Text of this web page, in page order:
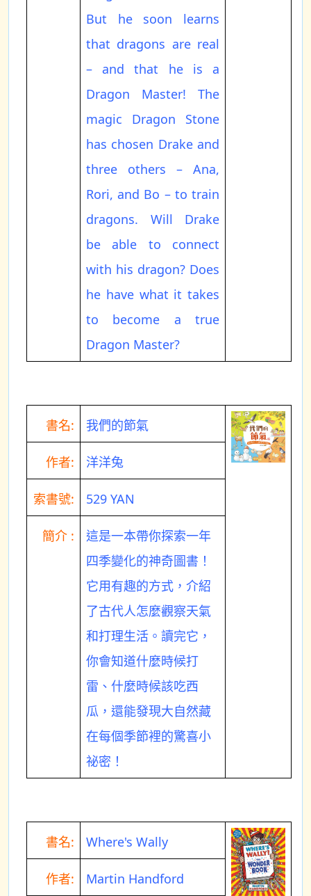
But he soon learns
that dragons are real
– and that he is a
Dragon Master! The
magic Dragon Stone
has chosen Drake and
three others – Ana,
Rori, and Bo – to train
dragons. Will Drake
be able to connect
with his dragon? Does
he have what it takes
to become a true
Dragon Master?
書名: 我們的節氣
作者: 洋洋兔
索書號: 529 YAN
簡介 :
這是一本帶你探索一年
四季變化的神奇圖書！
它用有趣的方式，介紹
了古代人怎麼觀察天氣
和打理生活。讀完它，
你會知道什麼時候打
雷、什麼時候該吃西
瓜，還能發現大自然藏
在每個季節裡的驚喜小
祕密！
書名: Where's Wally
作者: Martin Handford